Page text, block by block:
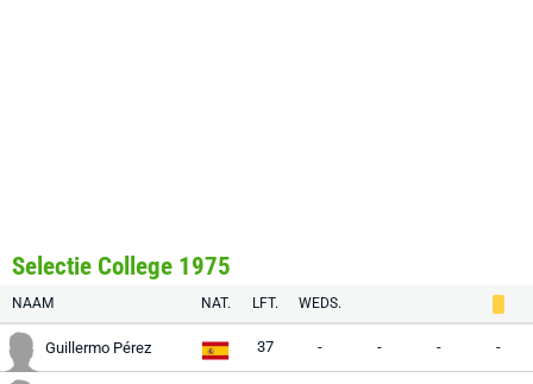
Selectie College 1975
NAAM NAT. LFT. WEDS.
Guillermo Pérez 37 - - - -